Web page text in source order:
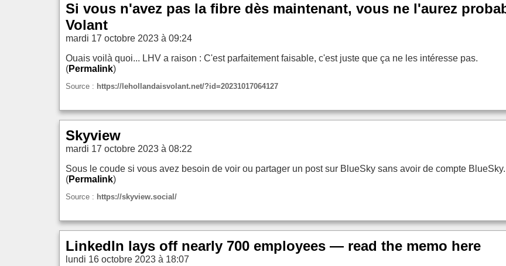
Si vous n'avez pas la fibre dès maintenant, vous ne l'aurez
Volant
mardi 17 octobre 2023 à 09:24
Ouais voilà quoi... LHV a raison : C'est parfaitement faisable, c'est juste que ça ne les intéresse pas.
(Permalink)
Source : https://lehollandaisvolant.net/?id=20231017064127
Skyview
mardi 17 octobre 2023 à 08:22
Sous le coude si vous avez besoin de voir ou partager un post sur BlueSky sans avoir de compte BlueSky.
(Permalink)
Source : https://skyview.social/
LinkedIn lays off nearly 700 employees — read the memo here
lundi 16 octobre 2023 à 18:07